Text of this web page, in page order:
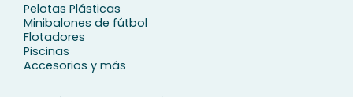
Pelotas Plásticas
Minibalones de fútbol
Flotadores
Piscinas
Accesorios y más